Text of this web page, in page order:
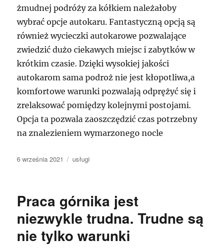
żmudnej podróży za kółkiem należałoby
wybrać opcje autokaru. Fantastyczną opcją są
również wycieczki autokarowe pozwalające
zwiedzić dużo ciekawych miejsc i zabytków w
krótkim czasie. Dzięki wysokiej jakości
autokarom sama podroż nie jest kłopotliwa,a
komfortowe warunki pozwalają odprężyć się i
zrelaksować pomiędzy kolejnymi postojami.
Opcja ta pozwala zaoszczędzić czas potrzebny
na znalezieniem wymarzonego nocle
Data
6 września 2021 Kategorie
usługi
Praca górnika jest
niezwykle trudna. Trudne są
nie tylko warunki